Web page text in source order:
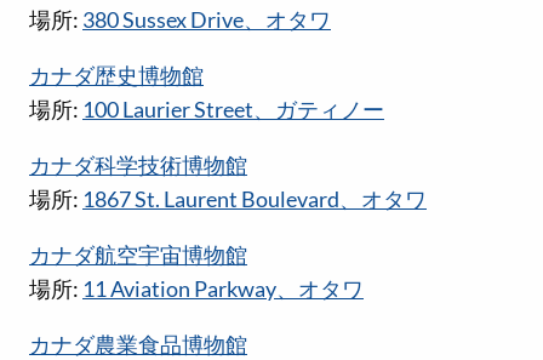
場所: 380 Sussex Drive、オタワ
カナダ歴史博物館
場所: 100 Laurier Street、ガティノー
カナダ科学技術博物館
場所: 1867 St. Laurent Boulevard、オタワ
カナダ航空宇宙博物館
場所: 11 Aviation Parkway、オタワ
カナダ農業食品博物館